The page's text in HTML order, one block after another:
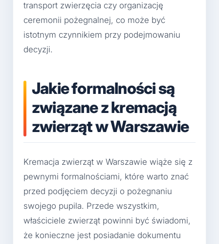
transport zwierzęcia czy organizację
ceremonii pożegnalnej, co może być
istotnym czynnikiem przy podejmowaniu
decyzji.
Jakie formalności są
związane z kremacją
zwierząt w Warszawie
Kremacja zwierząt w Warszawie wiąże się z
pewnymi formalnościami, które warto znać
przed podjęciem decyzji o pożegnaniu
swojego pupila. Przede wszystkim,
właściciele zwierząt powinni być świadomi,
że konieczne jest posiadanie dokumentu